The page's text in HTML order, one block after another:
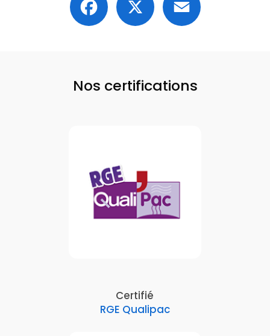
Nos certifications
Certifié
RGE Qualipac